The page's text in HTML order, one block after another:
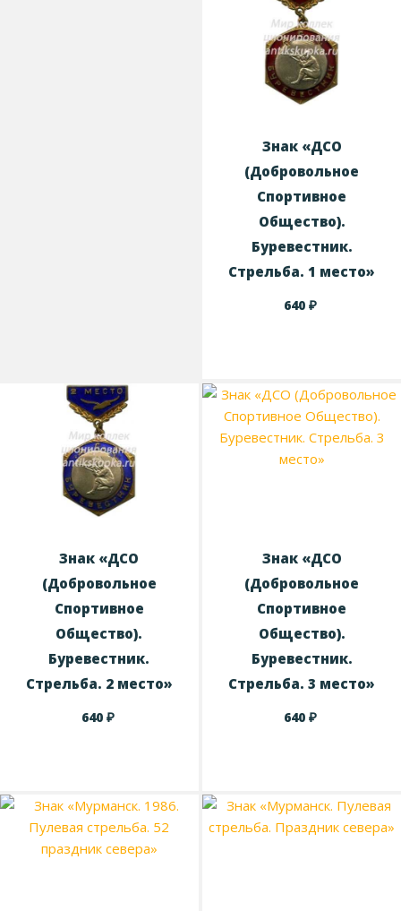
Знак «ДСО
(Добровольное
Спортивное
Общество).
Буревестник.
Стрельба. 1 место»
640₽
Знак «ДСО
(Добровольное
Спортивное
Общество).
Буревестник.
Стрельба. 2 место»
640 ₽
Знак «ДСО
(Добровольное
Спортивное
Общество).
Буревестник.
Стрельба. 3 место»
640₽